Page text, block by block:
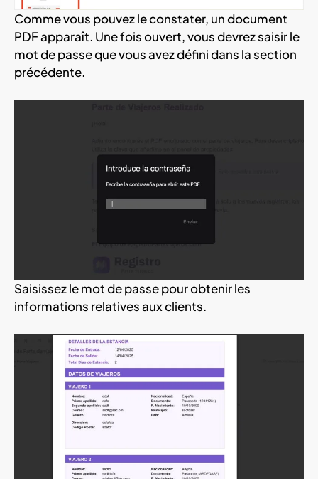
Comme vous pouvez le constater, un document
PDF apparaît. Une fois ouvert, vous devrez saisir le
mot de passe que vous avez défini dans la section
précédente.
Saisissez le mot de passe pour obtenir les
informations relatives aux clients.